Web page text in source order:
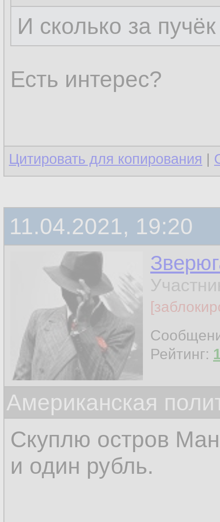
И сколько за
Есть интерес?
Цитировать для копирования |
11.04.2021, 19:20
Рейтинг:
Американская
Скуплю остров
и один рубль.